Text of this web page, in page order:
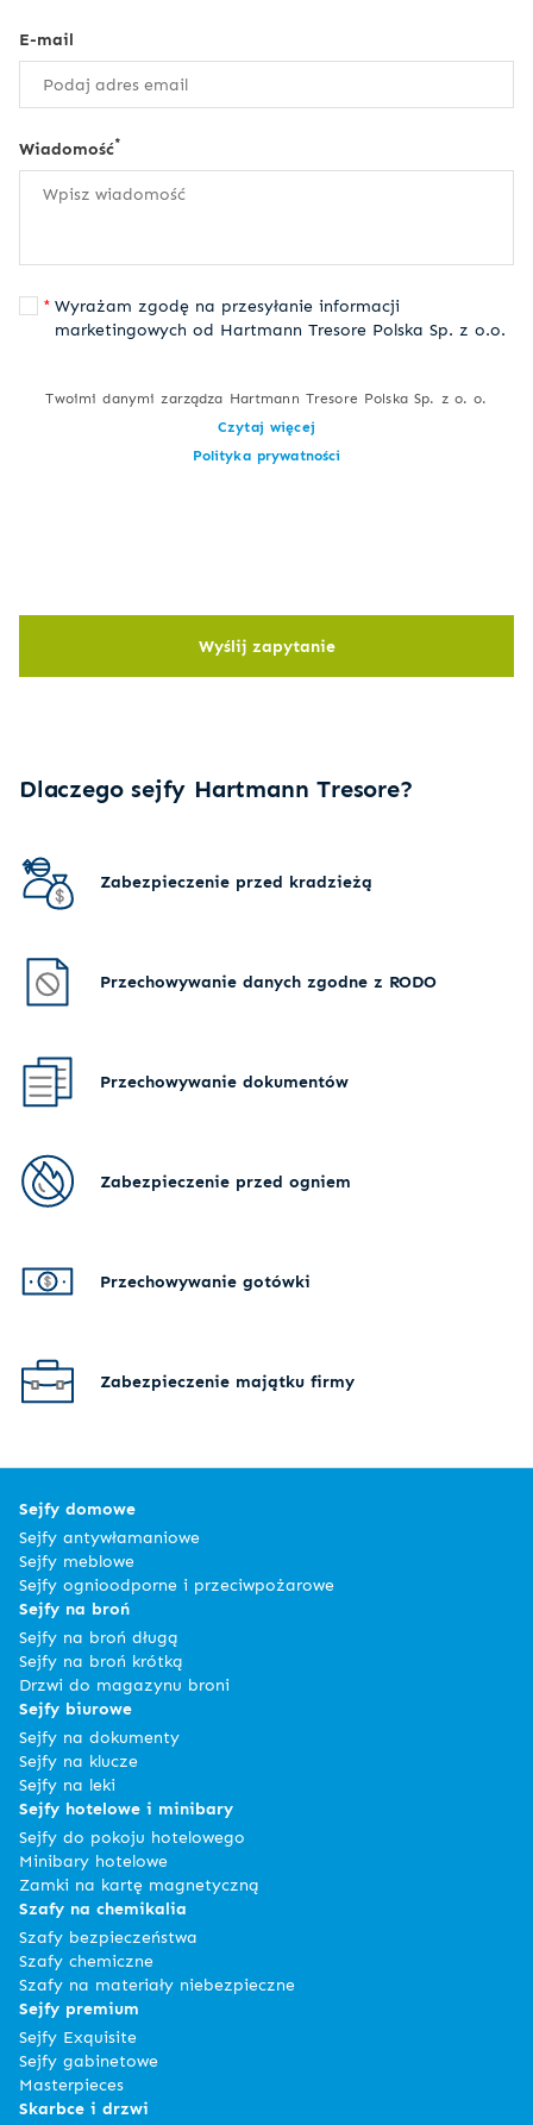
E-mail
Wiadomość*
Wyrażam zgodę na przesyłanie informacji
marketingowych od Hartmann Tresore Polska Sp. z o.o.
Twoimi danymi zarządza Hartmann Tresore Polska Sp. z o. o.
Czytaj więcej
Polityka prywatności
Wyślij zapytanie
Dlaczego sejfy Hartmann Tresore?
Zabezpieczenie przed kradzieżą
Przechowywanie danych zgodne z RODO
Przechowywanie dokumentów
Zabezpieczenie przed ogniem
Przechowywanie gotówki
Zabezpieczenie majątku firmy
Sejfy domowe
Sejfy antywłamaniowe
Sejfy meblowe
Sejfy ognioodporne i przeciwpożarowe
Sejfy na broń
Sejfy na broń długą
Sejfy na broń krótką
Drzwi do magazynu broni
Sejfy biurowe
Sejfy na dokumenty
Sejfy na klucze
Sejfy na leki
Sejfy hotelowe i minibary
Sejfy do pokoju hotelowego
Minibary hotelowe
Zamki na kartę magnetyczną
Szafy na chemikalia
Szafy bezpieczeństwa
Szafy chemiczne
Szafy na materiały niebezpieczne
Sejfy premium
Sejfy Exquisite
Sejfy gabinetowe
Masterpieces
Skarbce i drzwi